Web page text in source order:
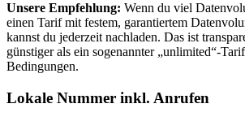
Unsere Empfehlung: Wenn du viel
einen Tarif mit festem, garantiertem
kannst du jederzeit nachladen. Das ist
günstiger als ein sogenannter „unlimited“-
Bedingungen.
Lokale Nummer inkl. Anrufen